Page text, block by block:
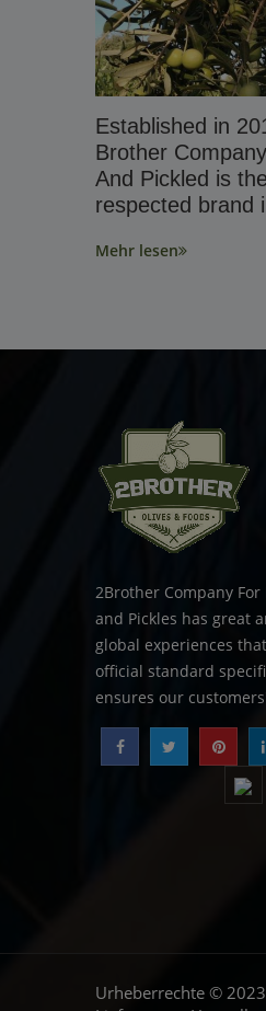
Established in
Brother
And Pickled is
respected brand
Mehr lesen
2Brother Company
and Pickles has great
global experiences
official standard
ensures our
Urheberrechte ©